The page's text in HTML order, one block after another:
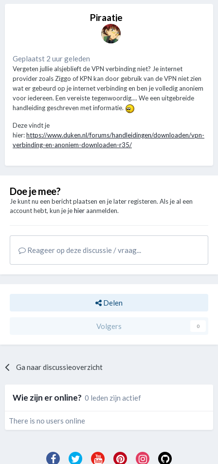
Piraatje
Geplaatst 2 uur geleden
Vergeten jullie alsjeblieft de VPN verbinding niet? Je internet
provider zoals Ziggo of KPN kan door gebruik van de VPN niet zien
wat er gebeurd op je internet verbinding en ben je volledig anoniem
voor iedereen. Een vereiste tegenwoordig.... We een uitgebreide
handleiding geschreven met informatie.
Deze vindt je
hier:https://www.duken.nl/forums/handleidingen/downloaden/vpn-
verbinding-en-anoniem-downloaden-r35/
Doe je mee?
Je kunt nu een bericht plaatsen en je later registeren. Als je al een
account hebt, kun je jehieraanmelden.
Reageer op deze discussie / vraag...
Delen
Volgers 0
Ga naar discussieoverzicht
Wie zijn er online? 0 leden zijn actief
There is no users online